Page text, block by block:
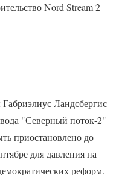
Nord Stream 2
Ландсбергис
"Северный поток-2"
приостановлено до
для давления на
реформ.